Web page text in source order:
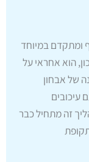
ומתקדם במיוחד
הוא אחראי על
של אבחון
עיכובים
זה מתחיל כבר